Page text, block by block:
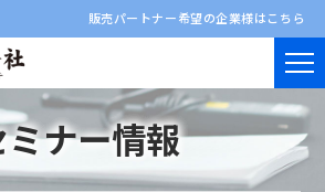
販売パートナー希望の企業様はこちら
ナー情報